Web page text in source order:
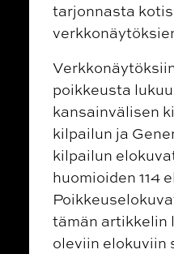
tarjonnasta
poikkeusta
kansainvälisen
kilpailun ja
kilpailun
huomioiden 114
tämän artikkelin
oleviin elokuviin